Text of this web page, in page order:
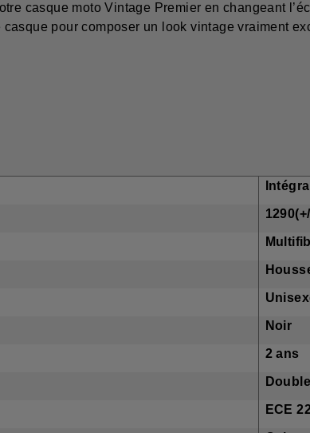
casque moto Vintage Premier en changeant
pour composer un look vintage vraiment
moto
coque
inclus
Noir
2 ans
casque
ECE